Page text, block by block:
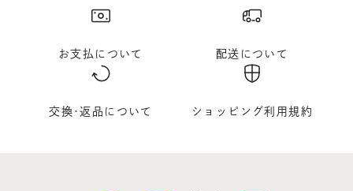
お支払について 配送について
交換･返品について ショッピング利用規約